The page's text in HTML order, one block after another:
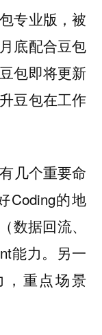
专业版，被
底配合豆包
包即将更新
豆包在工作
几个重要命
Coding的地
数据回流、
能力。另一
重点场景